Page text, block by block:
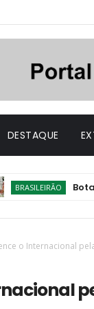
DESTAQUE
Botafogo:
o Internacional